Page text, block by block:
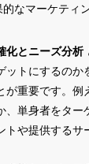
なマーケティ
化とニーズ分析
ットにするのか
が重要です。例
、単身者をター
トや提供するサ